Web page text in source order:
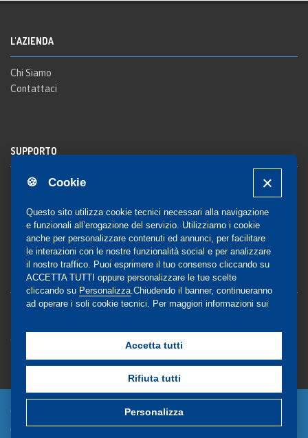
🍪 Cookie
Questo sito utilizza cookie tecnici necessari alla navigazione
e funzionali all’erogazione del servizio. Utilizziamo i cookie
anche per personalizzare contenuti ed annunci, per facilitare
le interazioni con le nostre funzionalità social e per analizzare
il nostro traffico. Puoi esprimere il tuo consenso cliccando su
ACCETTA TUTTI oppure personalizzare le tue scelte
cliccando su Personalizza .Chiudendo il banner, continueranno
ad operare i soli cookie tecnici. Per maggiori informazioni sui
Accetta tutti
Rifiuta tutti
Personalizza
L'AZIENDA
Chi Siamo
Contattaci
SUPPORTO
Registrazione al sito
Notifica
COMMUNITY
Blog e Canali social
Gestione Consensi
© Copyright 2024 - EdiSES Edizioni srl - P.IVA
09029561215